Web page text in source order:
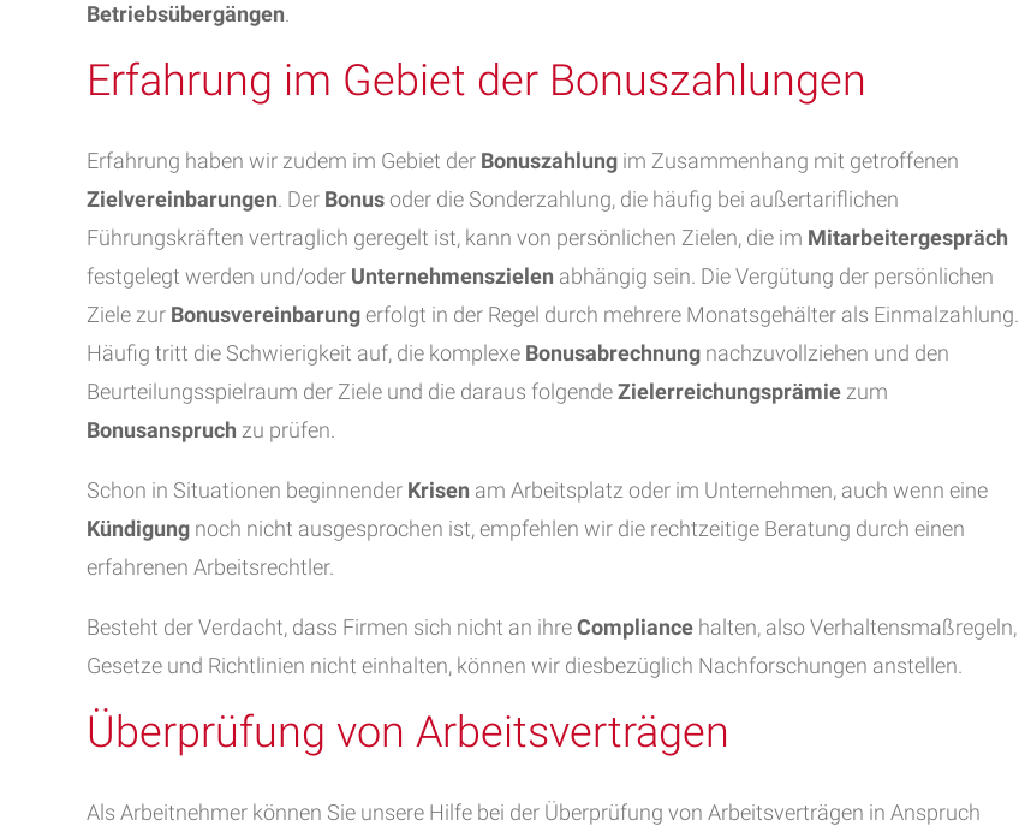
Betriebsübergängen
Erfahrung im Gebiet der Bonuszahlungen
Erfahrung haben wir zudem im Gebiet der Bonuszahlung im Zusammenhang mit getroffenen
Zielvereinbarungen . Der Bonusoder die Sonderzahlung, die häufig bei außertariflichen
Führungskräften vertraglich geregelt ist, kann von persönlichen Zielen, die im Mitarbeitergespräch
festgelegt werden und/oder Unternehmenszielen abhängig sein. Die Vergütung der persönlichen
Ziele zur Bonusvereinbarungerfolgt in der Regel durch mehrere Monatsgehälter als Einmalzahlung.
Häufig tritt die Schwierigkeit auf, die komplexe Bonusabrechnung nachzuvollziehen und den
Beurteilungsspielraum der Ziele und die daraus folgendeZielerreichungsprämie zum
Bonusanspruch zu prüfen.
Schon in Situationen beginnender Krisen am Arbeitsplatz oder im Unternehmen, auch wenn eine
Kündigung noch nicht ausgesprochen ist, empfehlen wir die rechtzeitige Beratung durch einen
erfahrenen Arbeitsrechtler.
Besteht der Verdacht, dass Firmen sich nicht an ihreCompliance halten, also Verhaltensmaßregeln,
Gesetze und Richtlinien nicht einhalten, können wir diesbezüglich Nachforschungen anstellen.
Überprüfung von Arbeitsverträgen
Als Arbeitnehmer können Sie unsere Hilfe bei der Überprüfung von Arbeitsverträgen in Anspruch